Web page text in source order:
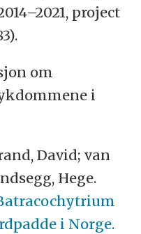
project
om
i
David; van
Hege.
i Norge.